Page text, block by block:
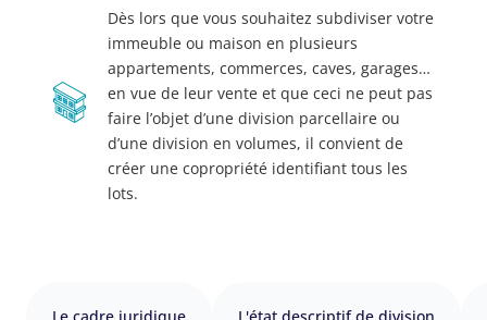
Dès lors que vous souhaitez subdiviser votre
immeuble ou maison en plusieurs
appartements, commerces, caves, garages…
en vue de leur vente et que ceci ne peut pas
faire l’objet d’une division parcellaire ou
d’une division en volumes, il convient de
créer une copropriété identifiant tous les
lots.